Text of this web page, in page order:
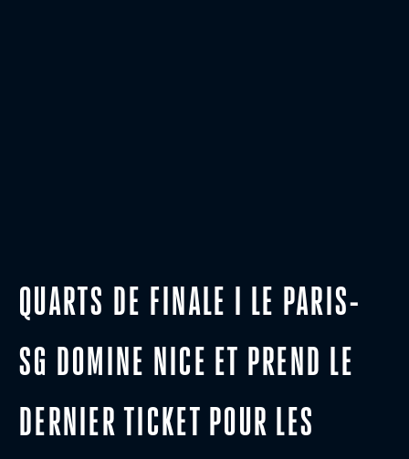
QUARTS DE FINALE I LE PARIS-
SG DOMINE NICE ET PREND LE
DERNIER TICKET POUR LES